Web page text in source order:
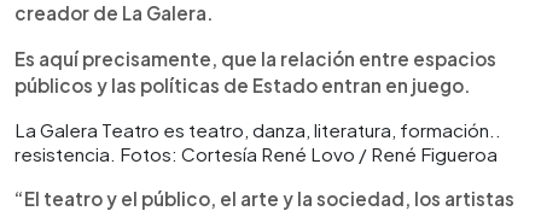
creador de La Galera.
Es aquí precisamente, que la relación entre espacios
públicos y las políticas de Estado entran en juego.
La Galera Teatro es teatro, danza, literatura, formación..
resistencia. Fotos: Cortesía René Lovo / René Figueroa
“El teatro y el público, el arte y la sociedad, los artistas